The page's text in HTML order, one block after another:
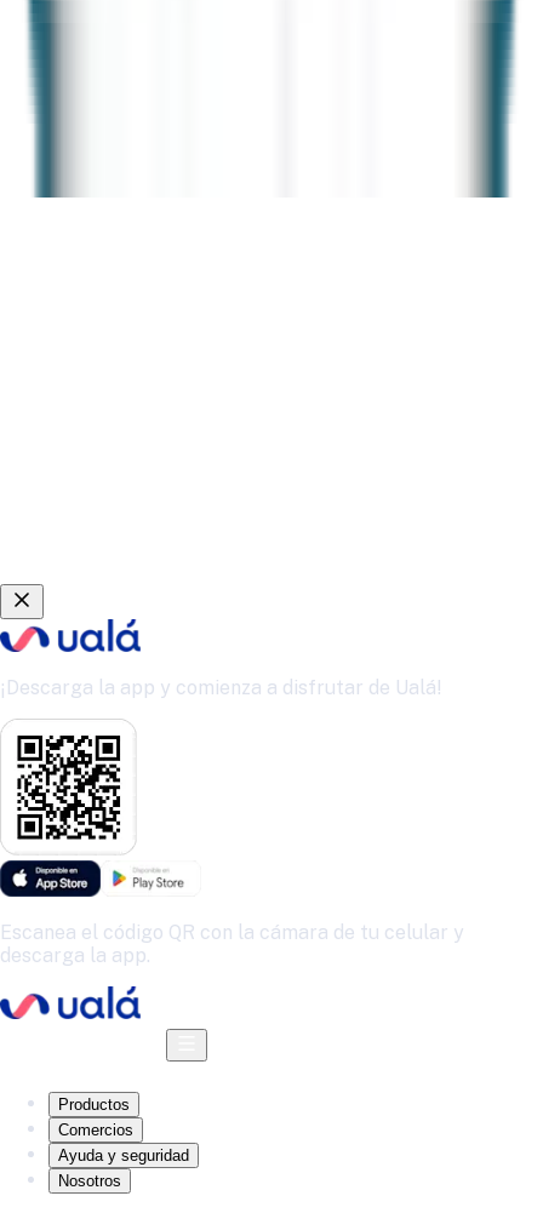
¡Descarga la app y comienza a disfrutar de Ualá!
Escanea el código QR con la cámara de tu celular y
descarga la app.
Productos
Comercios
Ayuda y seguridad
Nosotros